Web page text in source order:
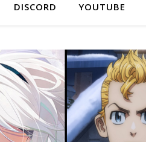
DISCORD YOUTUBE